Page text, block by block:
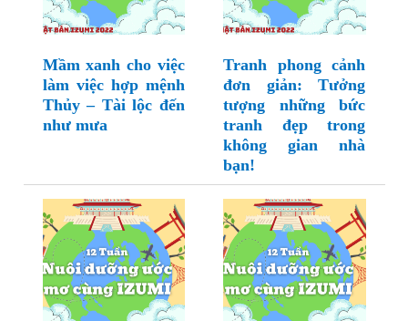
Mầm xanh cho việc
làm việc hợp mệnh
Thủy – Tài lộc đến
như mưa
Tranh phong cảnh
đơn giản: Tưởng
tượng những bức
tranh đẹp trong
không gian nhà
bạn!